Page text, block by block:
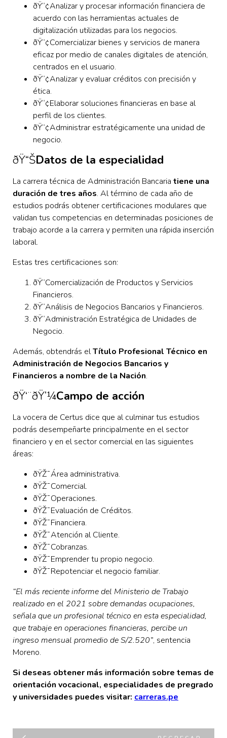
ðŸ“¢Analizar y procesar información financiera de
acuerdo con las herramientas actuales de
digitalización utilizadas para los negocios.
ðŸ“¢Comercializar bienes y servicios de manera
eficaz por medio de canales digitales de atención,
centrados en el usuario.
ðŸ“¢Analizar y evaluar créditos con precisión y
ética.
ðŸ“¢Elaborar soluciones financieras en base al
perfil de los clientes.
ðŸ“¢Administrar estratégicamente una unidad de
negocio.
ðŸ“ŠDatos de la especialidad
La carrera técnica de Administración Bancaria tiene una
duración de tres años. Al término de cada año de
estudios podrás obtener certificaciones modulares que
validan tus competencias en determinadas posiciones de
trabajo acorde a la carrera y permiten una rápida inserción
laboral.
Estas tres certificaciones son:
ðŸ“Comercialización de Productos y Servicios
Financieros.
ðŸ“Análisis de Negocios Bancarios y Financieros.
ðŸ“Administración Estratégica de Unidades de
Negocio.
Además, obtendrás elTítulo Profesional Técnico en
Administración de Negocios Bancarios y
Financieros a nombre de la Nación.
ðŸ‘¨‍ðŸ’¼Campo de acción
La vocera de Certus dice que al culminar tus estudios
podrás desempeñarte principalmente en el sector
financiero y en el sector comercial en las siguientes
áreas:
ðŸŽ¯Área administrativa.
ðŸŽ¯Comercial.
ðŸŽ¯Operaciones.
ðŸŽ¯Evaluación de Créditos.
ðŸŽ¯Financiera.
ðŸŽ¯Atención al Cliente.
ðŸŽ¯Cobranzas.
ðŸŽ¯Emprender tu propio negocio.
ðŸŽ¯Repotenciar el negocio familiar.
“El más reciente informe del Ministerio de Trabajo
realizado en el 2021 sobre demandas ocupaciones,
señala que un profesional técnico en esta especialidad,
que trabaje en operaciones financieras, percibe un
ingreso mensual promedio de S/2.520”, sentencia
Moreno.
Si deseas obtener más información sobre temas de
orientación vocacional, especialidades de pregrado
y universidades puedes visitar: carreras.pe